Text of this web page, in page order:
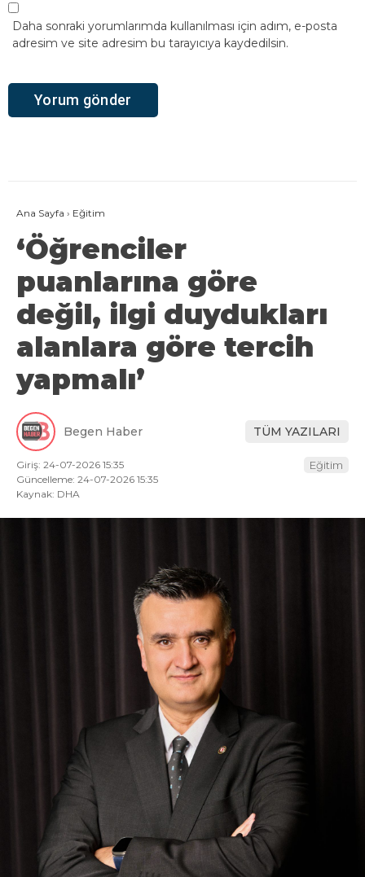
Daha sonraki yorumlarımda kullanılması için adım, e-posta
adresim ve site adresim bu tarayıcıya kaydedilsin.
Ana Sayfa › Eğitim
‘Öğrenciler
puanlarına göre
değil, ilgi duydukları
alanlara göre tercih
yapmalı’
Begen Haber TÜM YAZILARI
Giriş: 24-07-2026 15:35
Güncelleme: 24-07-2026 15:35
Kaynak: DHA
Eğitim